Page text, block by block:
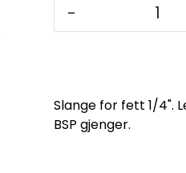
-
Slange for fett 1/4".
BSP gjenger.